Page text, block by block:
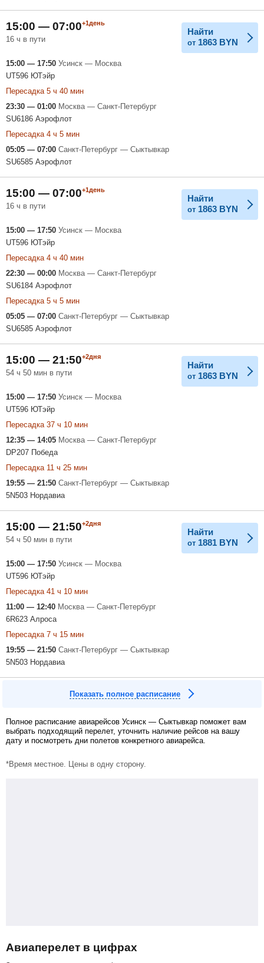
15:00 — 07:00+1день
16 ч в пути
Найти
от 1863 BYN
15:00 — 17:50 Усинск — Москва
UT596 ЮТэйр
Пересадка 5 ч 40 мин
23:30 — 01:00 Москва — Санкт-Петербург
SU6186 Аэрофлот
Пересадка 4 ч 5 мин
05:05 — 07:00 Санкт-Петербург — Сыктывкар
SU6585 Аэрофлот
15:00 — 07:00+1день
16 ч в пути
Найти
от 1863 BYN
15:00 — 17:50 Усинск — Москва
UT596 ЮТэйр
Пересадка 4 ч 40 мин
22:30 — 00:00 Москва — Санкт-Петербург
SU6184 Аэрофлот
Пересадка 5 ч 5 мин
05:05 — 07:00 Санкт-Петербург — Сыктывкар
SU6585 Аэрофлот
15:00 — 21:50+2дня
54 ч 50 мин в пути
Найти
от 1863 BYN
15:00 — 17:50 Усинск — Москва
UT596 ЮТэйр
Пересадка 37 ч 10 мин
12:35 — 14:05 Москва — Санкт-Петербург
DP207 Победа
Пересадка 11 ч 25 мин
19:55 — 21:50 Санкт-Петербург — Сыктывкар
5N503 Нордавиа
15:00 — 21:50+2дня
54 ч 50 мин в пути
Найти
от 1881 BYN
15:00 — 17:50 Усинск — Москва
UT596 ЮТэйр
Пересадка 41 ч 10 мин
11:00 — 12:40 Москва — Санкт-Петербург
6R623 Алроса
Пересадка 7 ч 15 мин
19:55 — 21:50 Санкт-Петербург — Сыктывкар
5N503 Нордавиа
Показать полное расписание
Полное расписание авиарейсов Усинск — Сыктывкар поможет вам
выбрать подходящий перелет, уточнить наличие рейсов на вашу
дату и посмотреть дни полетов конкретного авиарейса.
*Время местное. Цены в одну сторону.
Авиаперелет в цифрах